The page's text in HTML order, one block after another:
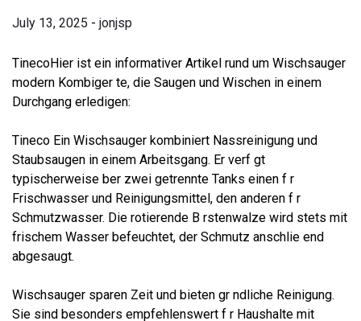
July 13, 2025 - jonjsp
TinecoHier ist ein informativer Artikel rund um Wischsauger
modern Kombiger te, die Saugen und Wischen in einem
Durchgang erledigen:
Tineco Ein Wischsauger kombiniert Nassreinigung und
Staubsaugen in einem Arbeitsgang. Er verf gt
typischerweise ber zwei getrennte Tanks einen f r
Frischwasser und Reinigungsmittel, den anderen f r
Schmutzwasser. Die rotierende B rstenwalze wird stets mit
frischem Wasser befeuchtet, der Schmutz anschlie end
abgesaugt.
Wischsauger sparen Zeit und bieten gr ndliche Reinigung.
Sie sind besonders empfehlenswert f r Haushalte mit